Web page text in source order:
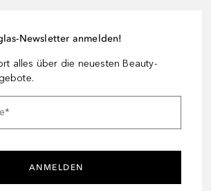
Newsletter anmelden!
alles über die neuesten Beauty-
*
ANMELDEN